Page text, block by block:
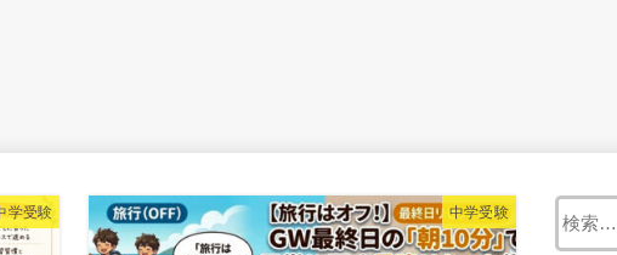
学受験 中学受験